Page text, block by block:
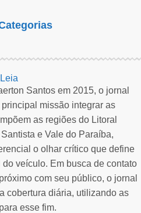
Santos em 2015, o jornal
principal missão integrar as
as regiões do Litoral
e Vale do Paraíba,
o olhar crítico que define
veículo. Em busca de contato
com seu público, o jornal
cobertura diária, utilizando as
esse fim.